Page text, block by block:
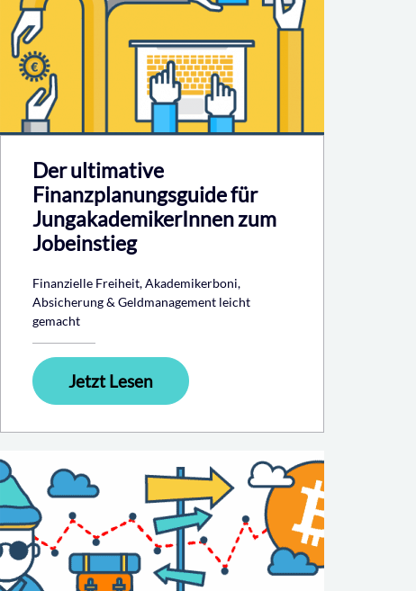
Der ultimative
Finanzplanungsguide für
JungakademikerInnen zum
Jobeinstieg
Finanzielle Freiheit, Akademikerboni,
Absicherung & Geldmanagement leicht
gemacht
Jetzt Lesen